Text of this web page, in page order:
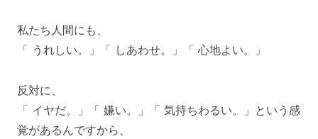
私たち人間にも、
「 うれしい。」「 しあわせ。」「 心地よい。」
反対に、
「 イヤだ。」「 嫌い。」「 気持ちわるい。」という感
覚があるんですから、